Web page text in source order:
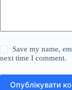
Save my name,
next time I comment.
Опублікувати